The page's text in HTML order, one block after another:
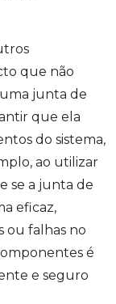
que não
junta de
que ela
do sistema,
ao utilizar
se a junta de
eficaz,
ou falhas no
é
e seguro